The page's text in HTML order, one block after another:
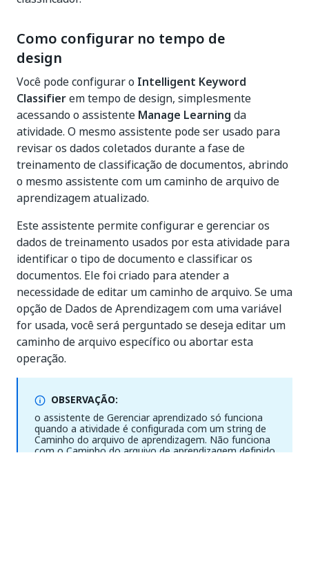
Como configurar no tempo de
design
Você pode configurar o Intelligent Keyword
Classifierem tempo de design, simplesmente
acessando o assistente Manage Learning da
atividade. O mesmo assistente pode ser usado para
revisar os dados coletados durante a fase de
treinamento de classificação de documentos, abrindo
o mesmo assistente com um caminho de arquivo de
aprendizagem atualizado.
Este assistente permite configurar e gerenciar os
dados de treinamento usados por esta atividade para
identificar o tipo de documento e classificar os
documentos. Ele foi criado para atender a
necessidade de editar um caminho de arquivo. Se uma
opção de Dados de Aprendizagem com uma variável
for usada, você será perguntado se deseja editar um
caminho de arquivo específico ou abortar esta
operação.
OBSERVAÇÃO:
o assistente de Gerenciar aprendizado só funciona
quando a atividade é configurada com um string de
Caminho do arquivo de aprendizagem. Não funciona
com o Caminho do arquivo de aprendizagem definido